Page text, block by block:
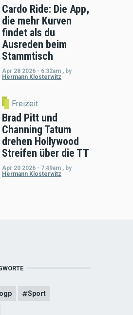
Cardo Ride: Die App,
die mehr Kurven
findet als du
Ausreden beim
Stammtisch
Apr 28 2026 - 6:32am , by
Hermann Klosterwitz
Freizeit
Brad Pitt und
Channing Tatum
drehen Hollywood
Streifen über die TT
Apr 20 2026 - 7:49am , by
Hermann Klosterwitz
Sport